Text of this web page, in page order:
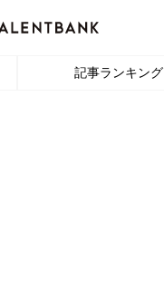
記事ランキング